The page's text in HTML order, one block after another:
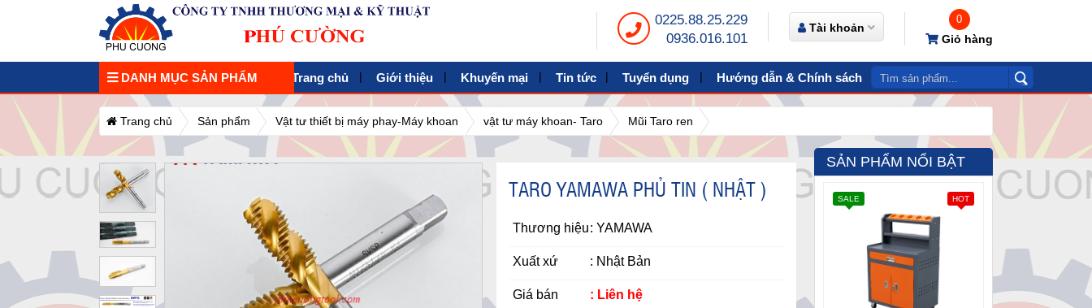
0225.88.25.229
0936.016.101
Tài khoản
0
Giỏ hàng
Trang chủ Giới thiệu Khuyến mại Tin tức Tuyển dụng Hướng dẫn & Chính sách Video
DANH MỤC SẢN PHẨM
Trang chủ Sản phẩm Vật tư thiết bị máy phay-Máy khoan vật tư máy khoan- Taro Mũi Taro ren
TARO YAMAWA PHỦ TIN ( NHẬT )
Thương hiệu: YAMAWA
Xuất xứ : Nhật Bản
Giá bán : Liên hệ
SẢN PHẨM NỔI BẬT
HOT
SALE